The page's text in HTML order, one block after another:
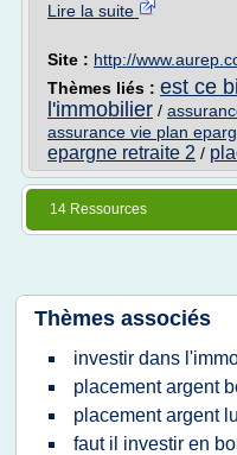
Lire la suite
Site : http://
Thèmes liés : est ce
l'immobilier /
assurance vie plan
epargne retraite 2 /
14 Ressources
Thèmes associés
investir dans
placement argent
placement argent
faut il investir en